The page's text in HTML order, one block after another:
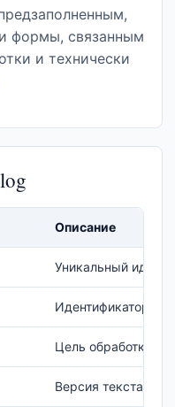
формы, связанным
и технически
Описание
Уникальный
Идентификатор
Цель обработки
Версия текста